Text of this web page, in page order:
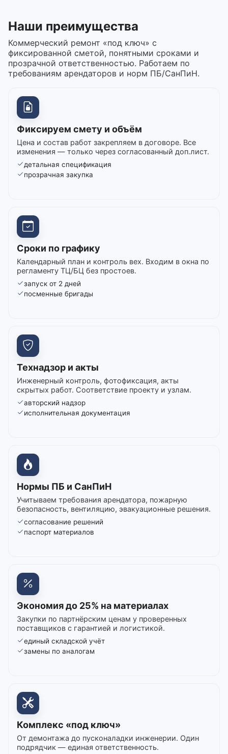
Наши преимущества
Коммерческий ремонт «под ключ» с
фиксированной сметой, понятными сроками и
прозрачной ответственностью. Работаем по
требованиям арендаторов и норм ПБ/СанПиН.
Фиксируем смету и объём
Цена и состав работ закрепляем в договоре. Все
изменения — только через согласованный доп.лист.
детальная спецификация
прозрачная закупка
Сроки по графику
Календарный план и контроль вех. Входим в окна по
регламенту ТЦ/БЦ без простоев.
запуск от 2 дней
посменные бригады
Технадзор и акты
Инженерный контроль, фотофиксация, акты
скрытых работ. Соответствие проекту и узлам.
авторский надзор
исполнительная документация
Нормы ПБ и СанПиН
Учитываем требования арендатора, пожарную
безопасность, вентиляцию, эвакуационные решения.
согласование решений
паспорт материалов
Экономия до 25% на материалах
Закупки по партнёрским ценам у проверенных
поставщиков с гарантией и логистикой.
единый складской учёт
замены по аналогам
Комплекс «под ключ»
От демонтажа до пусконаладки инженерии. Один
подрядчик — единая ответственность.